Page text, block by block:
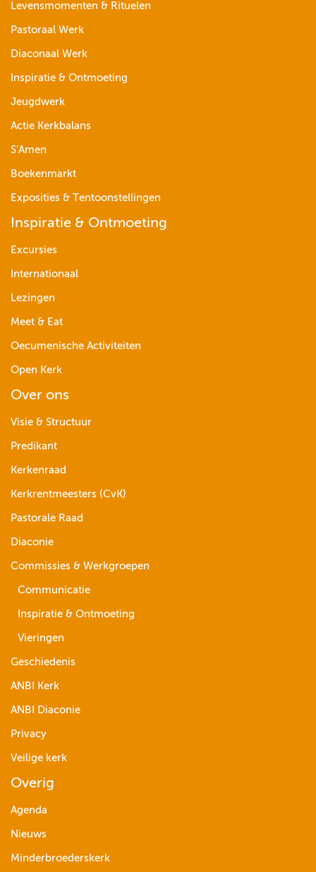
Levensmomenten & Rituelen
Pastoraal Werk
Diaconaal Werk
Inspiratie & Ontmoeting
Jeugdwerk
Actie Kerkbalans
S’Amen
Boekenmarkt
Exposities & Tentoonstellingen
Inspiratie & Ontmoeting
Excursies
Internationaal
Lezingen
Meet & Eat
Oecumenische Activiteiten
Open Kerk
Over ons
Visie & Structuur
Predikant
Kerkenraad
Kerkrentmeesters (CvK)
Pastorale Raad
Diaconie
Commissies & Werkgroepen
Communicatie
Inspiratie & Ontmoeting
Vieringen
Geschiedenis
ANBI Kerk
ANBI Diaconie
Privacy
Veilige kerk
Overig
Agenda
Nieuws
Minderbroederskerk